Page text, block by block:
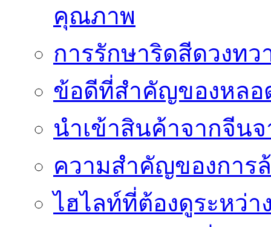
คุณภาพ
การรักษาริดสีดวงทว
ข้อดีที่สำคัญของหลอ
นำเข้าสินค้าจากจีน
ความสำคัญของการ
ไฮไลท์ที่ต้องดูระหว่า